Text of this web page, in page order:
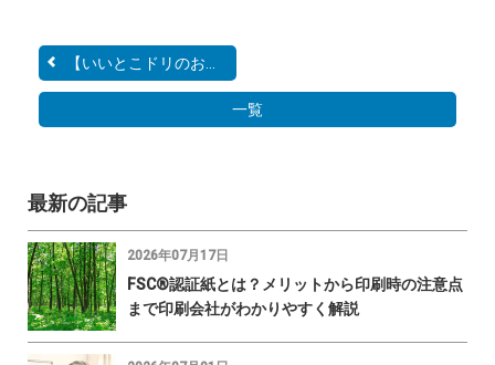
【いいとこドリのお得な広...
一覧
最新の記事
2026年07月17日
FSC®認証紙とは？メリットから印刷時の注意点
まで印刷会社がわかりやすく解説